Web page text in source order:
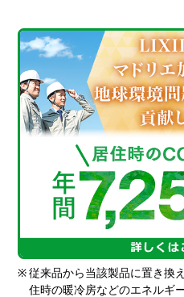
※ 従来品から当該製品に置き換
住時の暖冷房などのエネルギ